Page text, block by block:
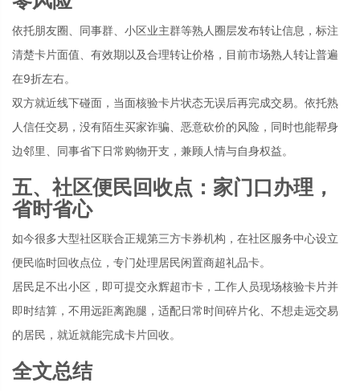
依托朋友圈、同事群、小区业主群等熟人圈层发布转让信息，标注
清楚卡片面值、有效期以及合理转让价格，目前市场熟人转让普遍
在9折左右。
双方就近线下碰面，当面核验卡片状态无误后再完成交易。依托熟
人信任交易，没有陌生买家诈骗、恶意砍价的风险，同时也能帮身
边邻里、同事省下日常购物开支，兼顾人情与自身权益。
五、社区便民回收点：家门口办理，
省时省心
如今很多大型社区联合正规第三方卡券机构，在社区服务中心设立
便民临时回收点位，专门处理居民闲置商超礼品卡。
居民足不出小区，即可提交永辉超市卡，工作人员现场核验卡片并
即时结算，不用远距离跑腿，适配日常时间碎片化、不想走远交易
的居民，就近就能完成卡片回收。
全文总结